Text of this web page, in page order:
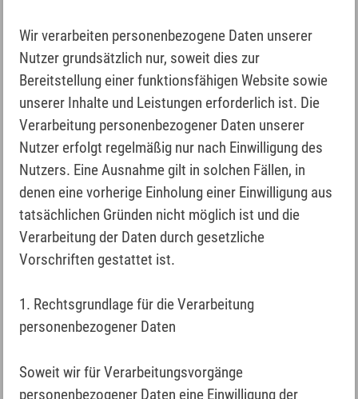
Wir verarbeiten personenbezogene Daten unserer
Nutzer grundsätzlich nur, soweit dies zur
Bereitstellung einer funktionsfähigen Website sowie
unserer Inhalte und Leistungen erforderlich ist. Die
Verarbeitung personenbezogener Daten unserer
Nutzer erfolgt regelmäßig nur nach Einwilligung des
Nutzers. Eine Ausnahme gilt in solchen Fällen, in
denen eine vorherige Einholung einer Einwilligung aus
tatsächlichen Gründen nicht möglich ist und die
Verarbeitung der Daten durch gesetzliche
Vorschriften gestattet ist.
1. Rechtsgrundlage für die Verarbeitung
personenbezogener Daten
Soweit wir für Verarbeitungsvorgänge
personenbezogener Daten eine Einwilligung der